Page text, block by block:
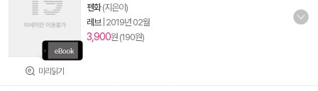
미리읽기
펜화(지은이)
레브| 2019년 02월
3,900원 (190원)